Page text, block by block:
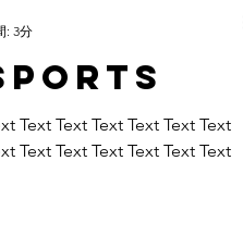
Text Text Text Text Text Text
Text Text Text Text Text Text
: 3分